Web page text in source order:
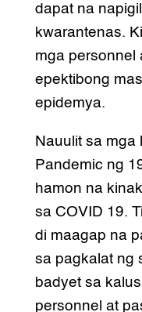
dapat na
kwarantenas.
mga personnel
epektibong
epidemya.
Nauulit sa
Pandemic ng
hamon na
sa COVID 19.
di maagap na
sa pagkalat ng
badyet sa
personnel at